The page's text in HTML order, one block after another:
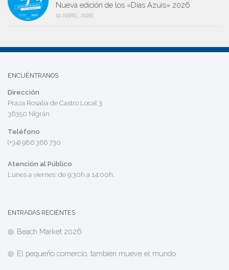
Nueva edición de los «Días Azuis» 2026
10 ABRIL, 2026
ENCUÉNTRANOS
Dirección
Praza Rosalía de Castro Local 3
36350 Nigrán
Teléfono
(+34) 986 366 730
Atención al Público
Lunes a viernes: de 9:30h a 14:00h.
ENTRADAS RECIENTES
Beach Market 2026
El pequeño comercio, también mueve el mundo.